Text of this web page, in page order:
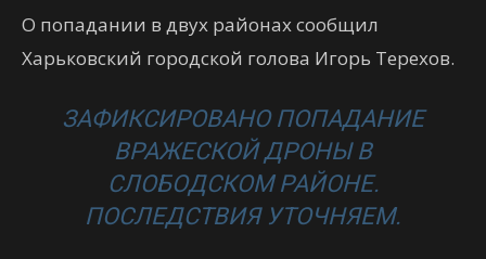
О попадании в двух районах сообщил
Харьковский городской голова Игорь Терехов.
ЗАФИКСИРОВАНО ПОПАДАНИЕ
ВРАЖЕСКОЙ ДРОНЫ В
СЛОБОДСКОМ РАЙОНЕ.
ПОСЛЕДСТВИЯ УТОЧНЯЕМ.